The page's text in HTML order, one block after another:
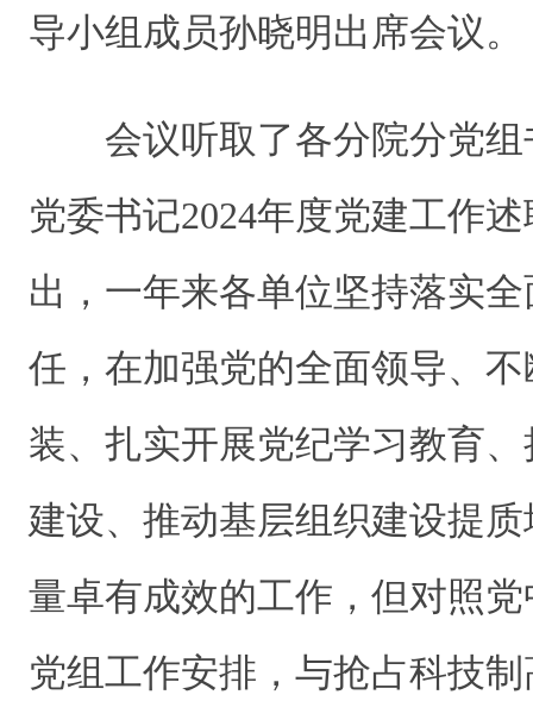
导小组成员孙晓明出席会议。
会议听取了各分院分党
党委书记2024年度党建工作
出，一年来各单位坚持落实
任，在加强党的全面领导、
装、扎实开展党纪学习教育
建设、推动基层组织建设提
量卓有成效的工作，但对照
党组工作安排，与抢占科技